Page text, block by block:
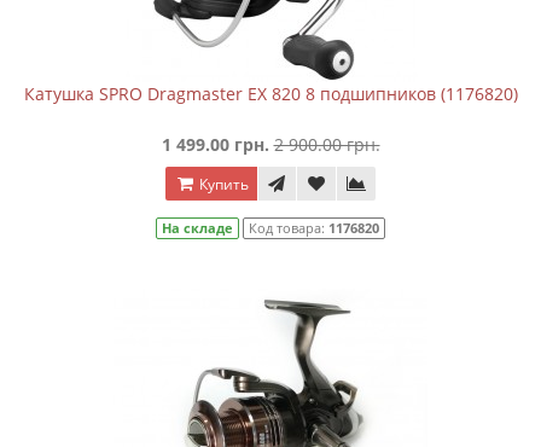
Катушка SPRO Dragmaster EX 820 8 подшипников (1176820)
1 499.00 грн. 2 900.00 грн.
Купить
На складе Код товара: 1176820